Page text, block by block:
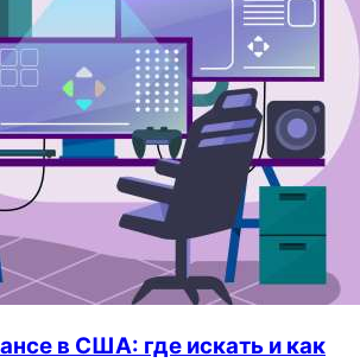
в США: где искать и как